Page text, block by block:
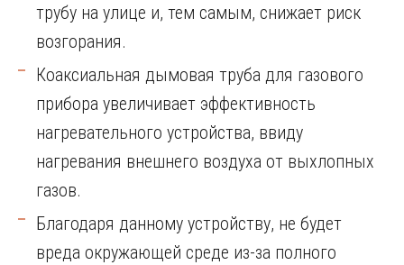
трубу на улице и, тем самым, снижает риск
возгорания.
Коаксиальная дымовая труба для газового
прибора увеличивает эффективность
нагревательного устройства, ввиду
нагревания внешнего воздуха от выхлопных
газов.
Благодаря данному устройству, не будет
вреда окружающей среде из-за полного